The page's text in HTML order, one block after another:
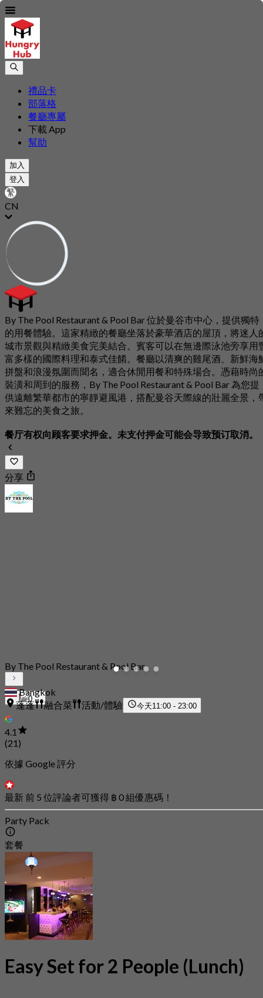
禮品卡
部落格
餐廳專屬
下載 App
幫助
加入
登入
CN
By The Pool Restaurant & Pool Bar 位於曼谷市中心，提供獨特
的用餐體驗。這家精緻的餐廳坐落於豪華酒店的屋頂，將迷人
城市景觀與精緻美食完美結合。賓客可以在無邊際泳池旁享用
富多樣的國際料理和泰式佳餚。餐廳以清爽的雞尾酒、新鮮海
拼盤和浪漫氛圍而聞名，適合休閒用餐和特殊場合。憑藉時尚
裝潢和周到的服務，By The Pool Restaurant & Pool Bar 為您提
供遠離繁華都市的寧靜避風港，搭配曼谷天際線的壯麗全景，
來難忘的美食之旅。
餐厅有权向顾客要求押金。未支付押金可能会导致预订取消。
分享
0
By The Pool Restaurant & Pool Bar
Bangkok
蓬蓬
融合菜 活動/體驗 今天11:00 - 23:00
4.1
(21)
依據 Google 評分
最新 前 5 位評論者可獲得 ฿ 0 組優惠碼！
Party Pack
套餐
Easy Set for 2 People (Lunch)